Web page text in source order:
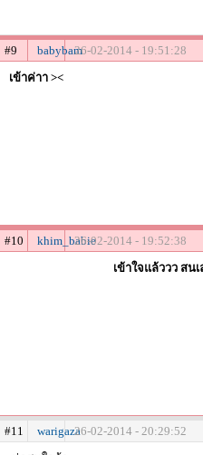
#9 babybam26-02-2014 - 19:51:28
เข้าค่าา ><
#10 khim_babie26-02-2014 - 19:52:38
เข้าใจแล้ววว สน
#11 warigaza26-02-2014 - 20:29:52